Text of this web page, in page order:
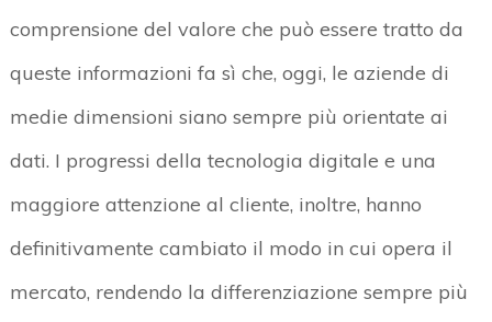
comprensione del valore che può essere tratto da
queste informazioni fa sì che, oggi, le aziende di
medie dimensioni siano sempre più orientate ai
dati. I progressi della tecnologia digitale e una
maggiore attenzione al cliente, inoltre, hanno
definitivamente cambiato il modo in cui opera il
mercato, rendendo la differenziazione sempre più